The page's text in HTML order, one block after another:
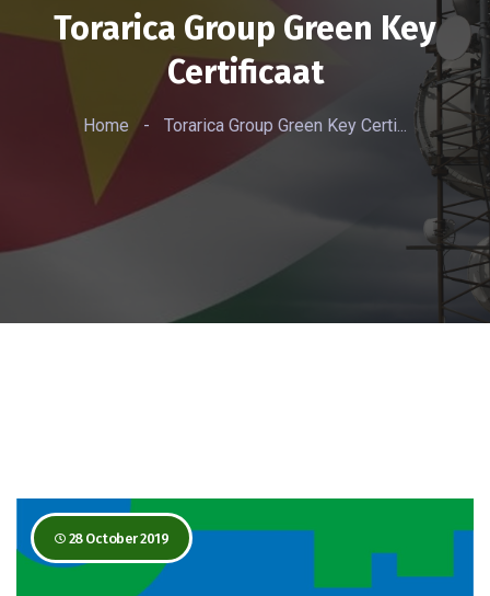
Torarica Group Green Key
Certificaat
Home - Torarica Group Green Key Certi...
28 October 2019